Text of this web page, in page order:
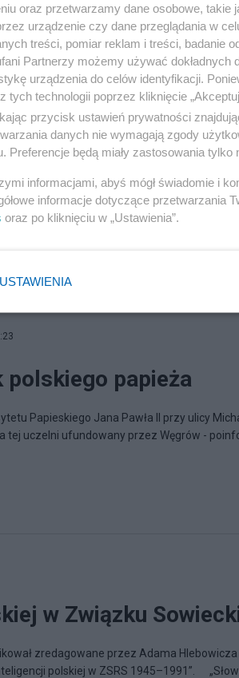
papieża
Papieskiego Jana Pawła II przy ulicy
tej uczelni ufundowany przez Węgrów -
w Związku
zredagowane przez Adama
polskiej w ZSRS 1945–1991”.
oraz przetwarzamy dane osobowe, takie
urządzenie czy dane przeglądania w
treści, pomiar reklam i treści, badanie
Partnerzy możemy używać
urządzenia do celów identyfikacji.
tych technologii poprzez kliknięcie
przycisk ustawień prywatności
danych nie wymagają zgody
Preferencje będą miały zastosowania tylko
informacjami, abyś mógł świadomie i
informacje dotyczące przetwarzania
oraz po kliknięciu w „Ustawienia”.
USTAWIENIA